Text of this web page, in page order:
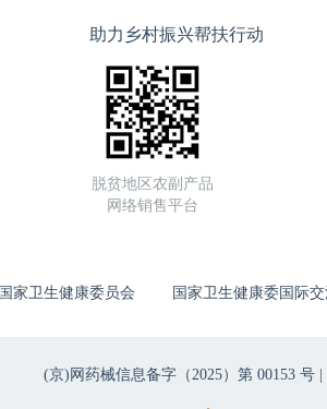
助力乡村振兴帮扶行动
脱贫地区农副产品
网络销售平台
国家卫生健康委员会 国家卫生健康委国际
(京)网药械信息备字（2025）第 00153 号 |